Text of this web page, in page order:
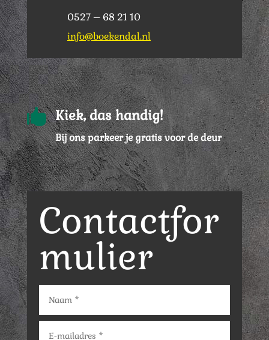
0527 – 68 21 10
info@boekendal.nl
 Kiek, das handig!
Bij ons parkeer je gratis voor de deur
Contactfor
mulier